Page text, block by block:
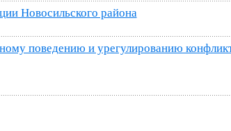
Новосильского района
поведению и урегулированию